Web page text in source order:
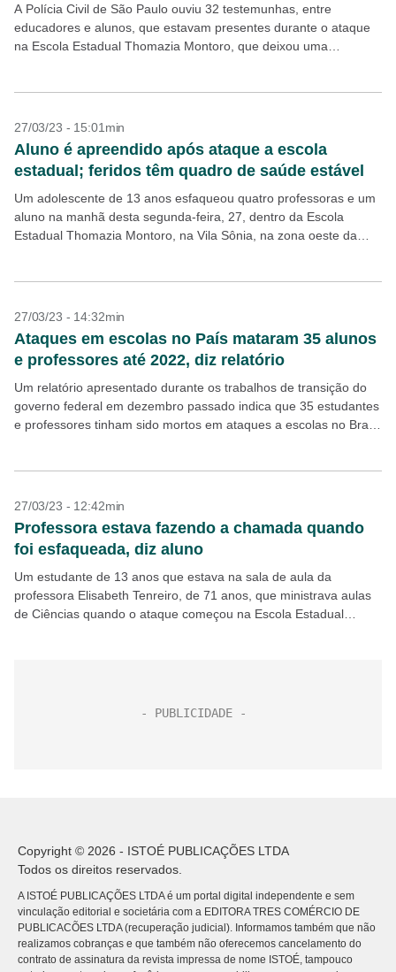
A Polícia Civil de São Paulo ouviu 32 testemunhas, entre
educadores e alunos, que estavam presentes durante o ataque
na Escola Estadual Thomazia Montoro, que deixou uma
27/03/23 - 15:01min
Aluno é apreendido após ataque a escola
estadual; feridos têm quadro de saúde estável
Um adolescente de 13 anos esfaqueou quatro professoras e um
aluno na manhã desta segunda-feira, 27, dentro da Escola
Estadual Thomazia Montoro, na Vila Sônia, na zona oeste da
27/03/23 - 14:32min
Ataques em escolas no País mataram 35 alunos
e professores até 2022, diz relatório
Um relatório apresentado durante os trabalhos de transição do
governo federal em dezembro passado indica que 35 estudantes
e professores tinham sido mortos em ataques a escolas no Brasil
27/03/23 - 12:42min
Professora estava fazendo a chamada quando
foi esfaqueada, diz aluno
Um estudante de 13 anos que estava na sala de aula da
professora Elisabeth Tenreiro, de 71 anos, que ministrava aulas
de Ciências quando o ataque começou na Escola Estadual
Copyright © 2026 - ISTOÉ PUBLICAÇÕES LTDA
Todos os direitos reservados.
A ISTOÉ PUBLICAÇÕES LTDA é um portal digital independente e sem
vinculação editorial e societária com a EDITORA TRES COMÉRCIO DE
PUBLICACÕES LTDA (recuperação judicial). Informamos também que não
realizamos cobranças e que também não oferecemos cancelamento do
contrato de assinatura da revista impressa de nome ISTOÉ, tampouco